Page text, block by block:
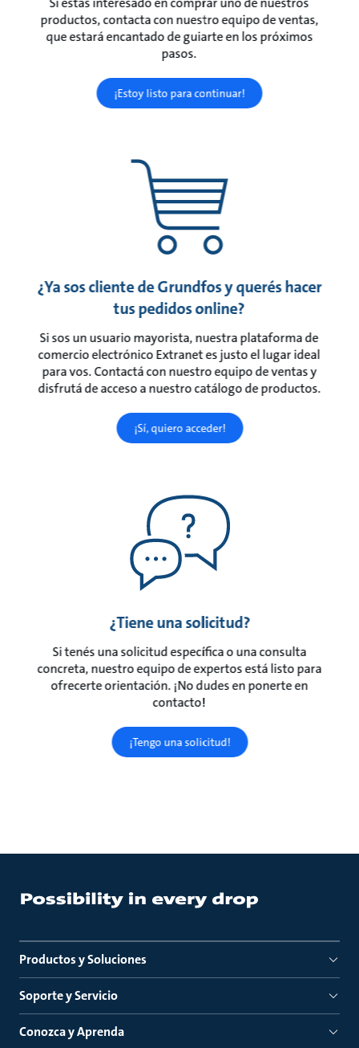
productos, contacta con nuestro equipo de ventas,
que estará encantado de guiarte en los próximos
pasos.
¡Estoy listo para continuar!
¿Ya sos cliente de Grundfos y querés hacer
tus pedidos online?
Si sos un usuario mayorista, nuestra plataforma de
comercio electrónico Extranet es justo el lugar ideal
para vos. Contactá con nuestro equipo de ventas y
disfrutá de acceso a nuestro catálogo de productos.
¡Sí, quiero acceder!
¿Tiene una solicitud?
Si tenés una solicitud específica o una consulta
concreta, nuestro equipo de expertos está listo para
ofrecerte orientación. ¡No dudes en ponerte en
contacto!
¡Tengo una solicitud!
Productos y Soluciones
Soporte y Servicio
Conozca y Aprenda